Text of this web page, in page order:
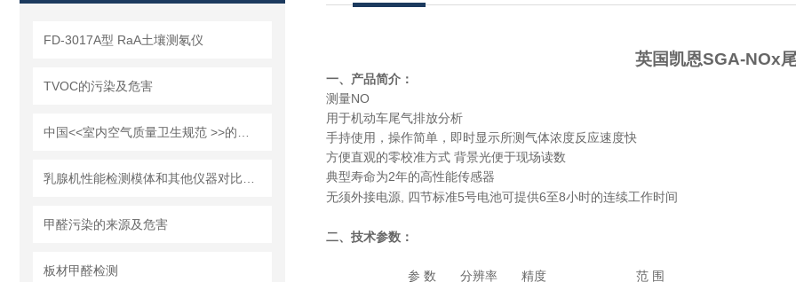
FD-3017A型 RaA土壤测氡仪
TVOC的污染及危害
甲醛污染的来源及危害
板材甲醛检测
英国凯恩SGA-NOx
一、产品简介：
测量NO
用于机动车尾气排放分析
手持使用，操作简单，即时显示所测气体浓度反应速度快
方便直观的零校准方式 背景光便于现场读数
典型寿命为2年的高性能传感器
无须外接电源, 四节标准5号电池可提供6至8小时的连续工作时间
二、技术参数：
参 数 分辨率 精度 范 围